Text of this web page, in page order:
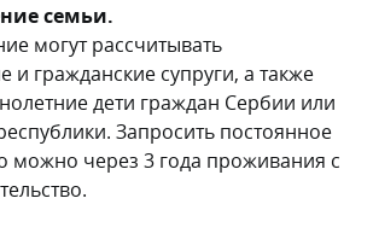
семьи.
могут рассчитывать
и гражданские супруги, а также
дети граждан Сербии или
Запросить постоянное
можно через 3 года проживания с